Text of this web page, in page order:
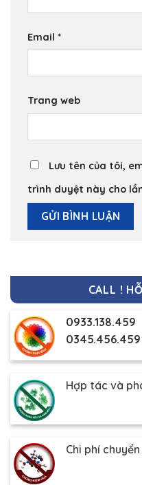
Email *
Trang web
Lưu tên của tôi,
trình duyệt này cho
CALL !
0933.138.459
0345.456.459
Hợp tác và
Chi phí